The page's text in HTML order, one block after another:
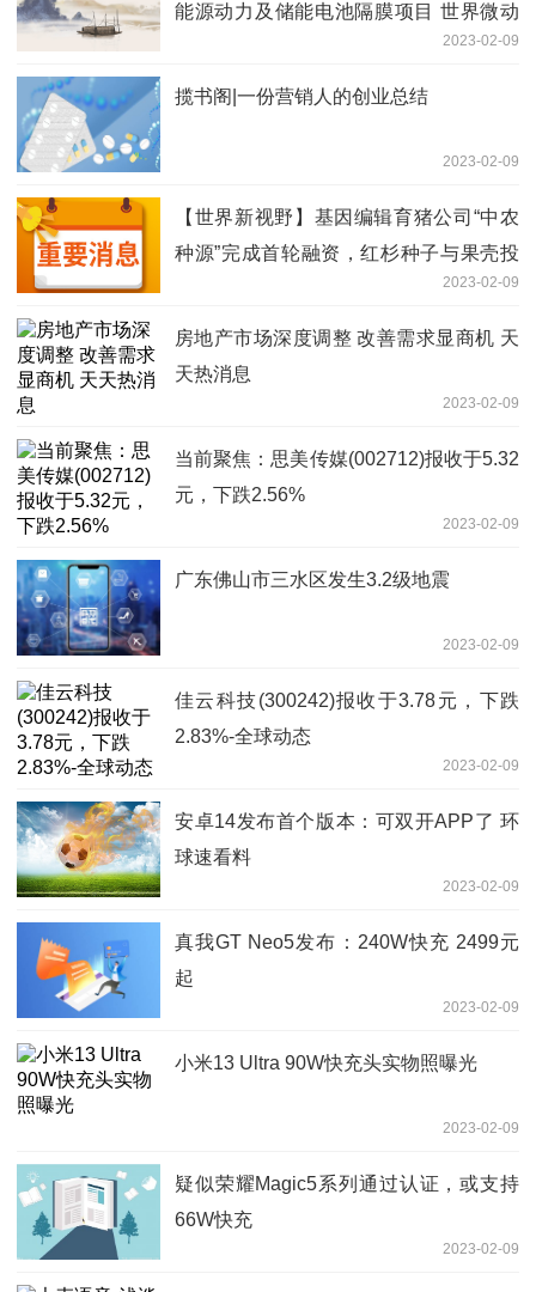
能源动力及储能电池隔膜项目 世界微动
2023-02-09
揽书阁|一份营销人的创业总结
2023-02-09
【世界新视野】基因编辑育猪公司“中农
种源”完成首轮融资，红杉种子与果壳投
2023-02-09
房地产市场深度调整 改善需求显商机 天
天热消息
2023-02-09
当前聚焦：思美传媒(002712)报收于5.32
元，下跌2.56%
2023-02-09
广东佛山市三水区发生3.2级地震
2023-02-09
佳云科技(300242)报收于3.78元，下跌
2.83%-全球动态
2023-02-09
安卓14发布首个版本：可双开APP了 环
球速看料
2023-02-09
真我GT Neo5发布：240W快充 2499元
起
2023-02-09
小米13 Ultra 90W快充头实物照曝光
2023-02-09
疑似荣耀Magic5系列通过认证，或支持
66W快充
2023-02-09